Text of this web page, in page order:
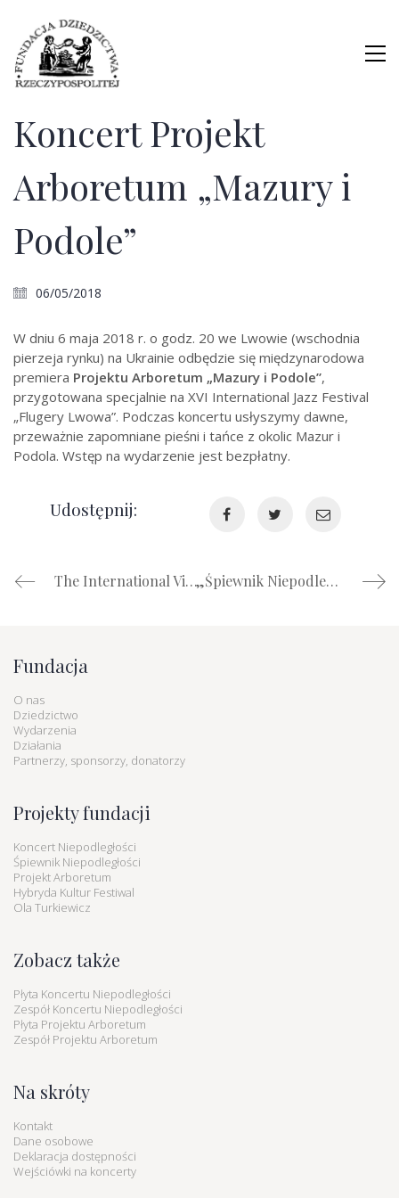
Koncert Projekt
Arboretum „Mazury i
Podole”
06/05/2018
W dniu 6 maja 2018 r. o godz. 20 we Lwowie (wschodnia
pierzeja rynku) na Ukrainie odbędzie się międzynarodowa
premiera Projektu Arboretum „Mazury i Podole”,
przygotowana specjalnie na XVI International Jazz Festival
„Flugery Lwowa”. Podczas koncertu usłyszymy dawne,
przeważnie zapomniane pieśni i tańce z okolic Mazur i
Podola. Wstęp na wydarzenie jest bezpłatny.
Udostępnij:
The International Video Dance Festival of Burgundy „Śpiewnik Niepodległości”- nowy projekt fundacji
Fundacja
O nas
Dziedzictwo
Wydarzenia
Działania
Partnerzy, sponsorzy, donatorzy
Projekty fundacji
Koncert Niepodległości
Śpiewnik Niepodległości
Projekt Arboretum
Hybryda Kultur Festiwal
Ola Turkiewicz
Zobacz także
Płyta Koncertu Niepodległości
Zespół Koncertu Niepodległości
Płyta Projektu Arboretum
Zespół Projektu Arboretum
Na skróty
Kontakt
Dane osobowe
Deklaracja dostępności
Wejściówki na koncerty